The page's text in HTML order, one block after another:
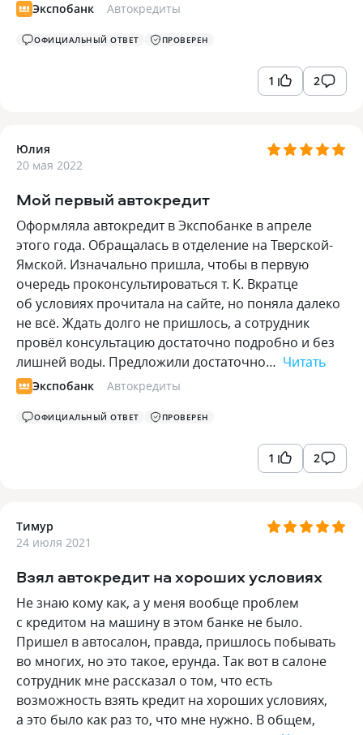
Экспобанк Автокредиты
ОФИЦИАЛЬНЫЙ ОТВЕТ ПРОВЕРЕН
1 2
Юлия
20 мая 2022
Мой первый автокредит
Оформляла автокредит в Экспобанке в апреле
этого года. Обращалась в отделение на Тверской-
Ямской. Изначально пришла, чтобы в первую
очередь проконсультироваться т. К. Вкратце
об условиях прочитала на сайте, но поняла далеко
не всё. Ждать долго не пришлось, а сотрудник
провёл консультацию достаточно подробно и без
лишней воды. Предложили достаточно… Читать
Экспобанк Автокредиты
ОФИЦИАЛЬНЫЙ ОТВЕТ ПРОВЕРЕН
1 2
Тимур
24 июля 2021
Взял автокредит на хороших условиях
Не знаю кому как, а у меня вообще проблем
с кредитом на машину в этом банке не было.
Пришел в автосалон, правда, пришлось побывать
во многих, но это такое, ерунда. Так вот в салоне
сотрудник мне рассказал о том, что есть
возможность взять кредит на хороших условиях,
а это было как раз то, что мне нужно. В общем,